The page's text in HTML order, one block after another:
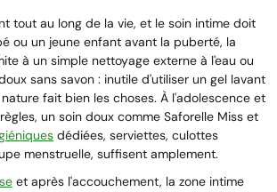
tout au long de la vie, et le soin intime doit
ou un jeune enfant avant la puberté, la
à un simple nettoyage externe à l'eau ou
sans savon : inutile d'utiliser un gel lavant
fait bien les choses. À l'adolescence et
un soin doux comme Saforelle Miss et
dédiées, serviettes, culottes
menstruelle, suffisent amplement.
et après l'accouchement, la zone intime